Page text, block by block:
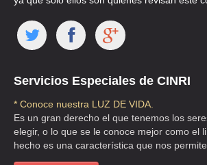
Servicios Especiales de CINRI
* Conoce nuestra LUZ DE VIDA.
Es un gran derecho el que tenemos los
elegir, o lo que se le conoce mejor como el
hecho es una característica que nos